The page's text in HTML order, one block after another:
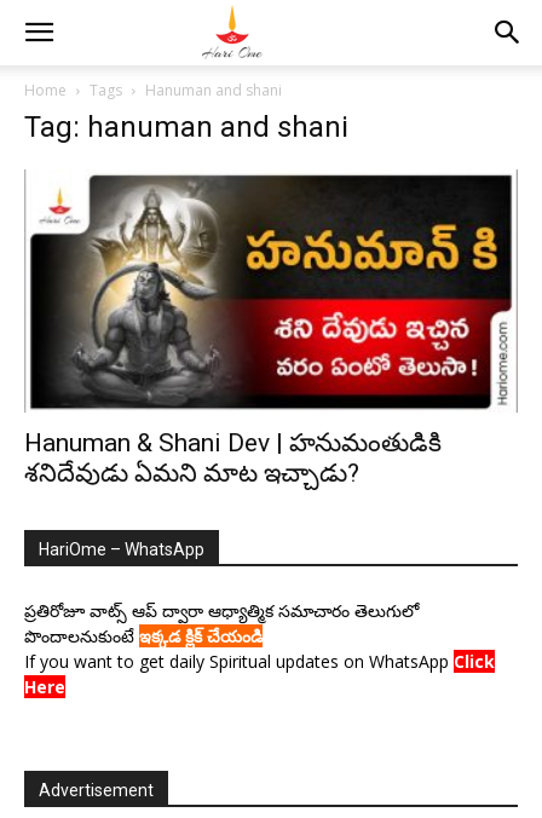
Home Tags Hanuman and shani
Tag: hanuman and shani
Hanuman & Shani Dev | హనుమంతుడికి
శనిదేవుడు ఏమని మాట ఇచ్చాడు?
HariOme – WhatsApp
ప్రతిరోజూ వాట్స్ ఆప్ ద్వారా ఆధ్యాత్మిక సమాచారం తెలుగులో
పొందాలనుకుంటే ఇక్కడ క్లిక్ చేయండి
If you want to get daily Spiritual updates on WhatsApp Click
Here
Advertisement